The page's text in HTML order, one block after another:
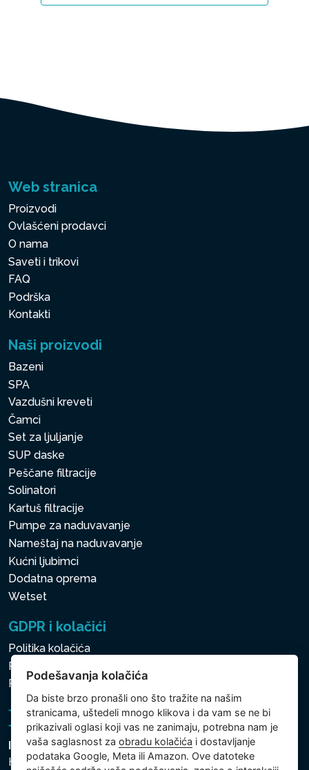
Web stranica
Proizvodi
Ovlašćeni prodavci
O nama
Saveti i trikovi
FAQ
Podrška
Kontakti
Naši proizvodi
Bazeni
SPA
Vazdušni kreveti
Čamci
Set za ljuljanje
SUP daske
Peščane filtracije
Solinatori
Kartuš filtracije
Pumpe za naduvavanje
Nameštaj na naduvavanje
Kućni ljubimci
Dodatna oprema
Wetset
GDPR i kolačići
Politika kolačića
Politika zaštite ličnih i drugih obrađivanih podataka
Politika kolačića
Intex Trading, s.r.o.
Hradecká 2526/3
Podešavanja kolačića
Da biste brzo pronašli ono što tražite na našim
stranicama, uštedeli mnogo klikova i da vam se ne bi
prikazivali oglasi koji vas ne zanimaju, potrebna nam je
vaša saglasnost zaobradu kolačića i dostavljanje
podataka Google, Meta ili Amazon. Ove datoteke